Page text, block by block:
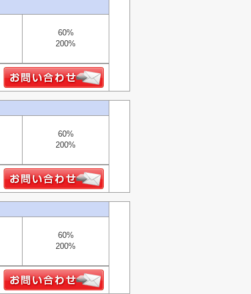
60%
200%
60%
200%
60%
200%